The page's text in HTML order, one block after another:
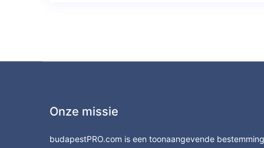
Onze missie
budapestPRO.com is een toonaangevende bestemming